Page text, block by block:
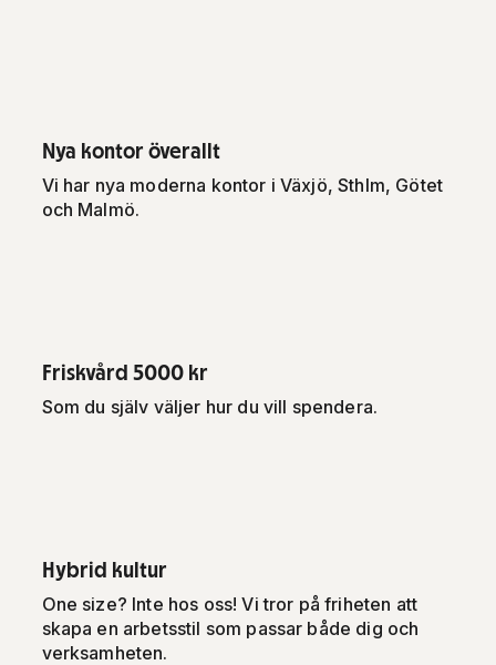
Nya kontor överallt
Vi har nya moderna kontor i Växjö, Sthlm, Götet
och Malmö.
Friskvård 5000 kr
Som du själv väljer hur du vill spendera.
Hybrid kultur
One size? Inte hos oss! Vi tror på friheten att
skapa en arbetsstil som passar både dig och
verksamheten.